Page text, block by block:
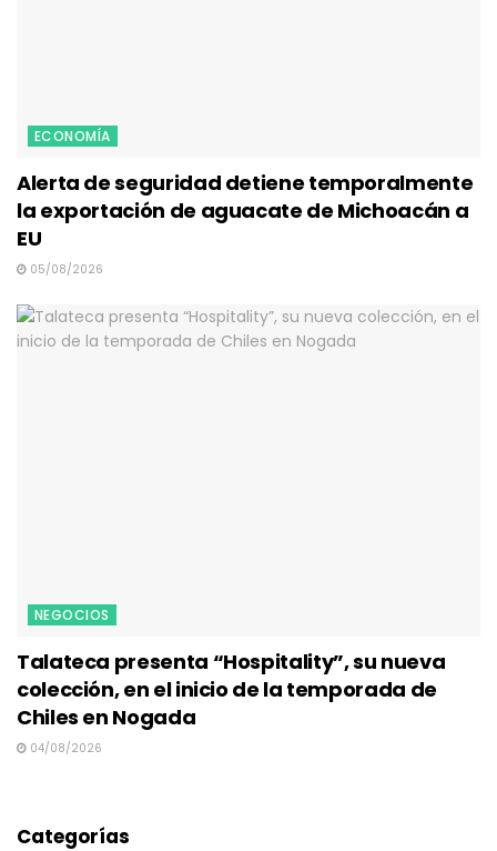
ECONOMÍA
Alerta de seguridad detiene temporalmente
la exportación de aguacate de Michoacán a
EU
05/08/2026
NEGOCIOS
Talateca presenta “Hospitality”, su nueva
colección, en el inicio de la temporada de
Chiles en Nogada
04/08/2026
Categorías